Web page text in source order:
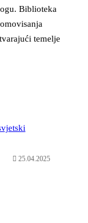
Biblioteka
temelje
25.04.2025